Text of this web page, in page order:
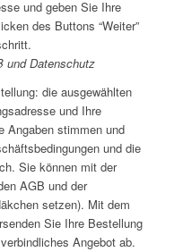
und geben Sie Ihre
des Buttons “Weiter”
und Datenschutz
die ausgewählten
und Ihre
Angaben stimmen und
und die
Sie können mit der
AGB und der
setzen). Mit dem
Sie Ihre Bestellung
Angebot ab.